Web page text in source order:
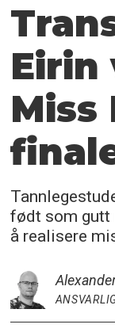
Eirin
Miss
født som gutt
å realisere